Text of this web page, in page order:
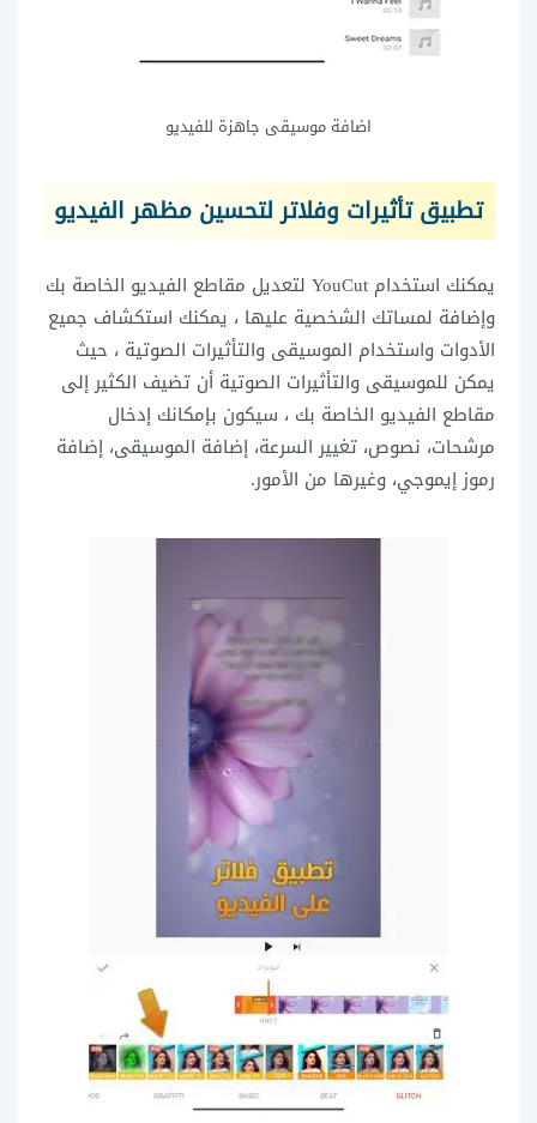
اضافة موسيقى جاهزة للفيديو
تطبيق تأثيرات وفلاتر لتحسين مظهر الفيديو
يمكنك استخدام YouCut لتعديل مقاطع الفيديو الخاصة بك
وإضافة لمساتك الشخصية عليها ، يمكنك استكشاف جميع
الأدوات واستخدام الموسيقى والتأثيرات الصوتية ، حيث
يمكن للموسيقى والتأثيرات الصوتية أن تضيف الكثير إلى
مقاطع الفيديو الخاصة بك ، سيكون بإمكانك إدخال
مرشحات، نصوص، تغيير السرعة، إضافة الموسيقى، إضافة
رموز إيموجي، وغيرها من الأمور.